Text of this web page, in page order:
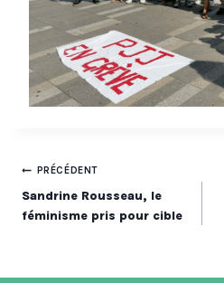
Navigation
de
PRÉCÉDENT
Sandrine Rousseau, le
féminisme pris pour cible